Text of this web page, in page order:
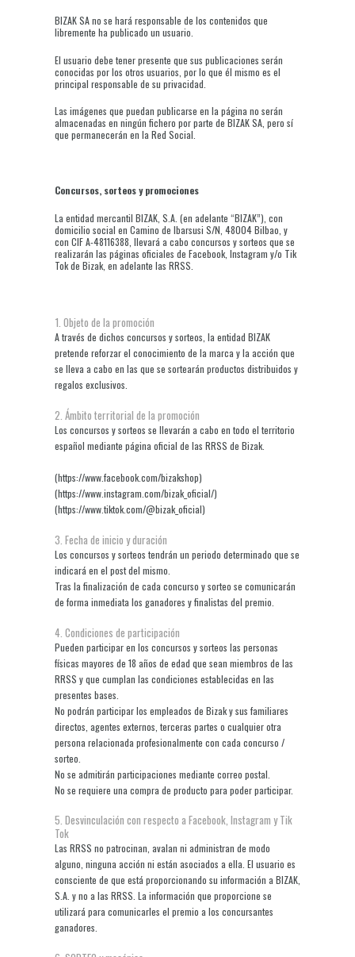
BIZAK SA no se hará responsable de los contenidos que
libremente ha publicado un usuario.
El usuario debe tener presente que sus publicaciones serán
conocidas por los otros usuarios, por lo que él mismo es el
principal responsable de su privacidad.
Las imágenes que puedan publicarse en la página no serán
almacenadas en ningún fichero por parte de BIZAK SA, pero sí
que permanecerán en la Red Social.
Concursos, sorteos y promociones
La entidad mercantil BIZAK, S.A. (en adelante “BIZAK”), con
domicilio social en Camino de Ibarsusi S/N, 48004 Bilbao, y
con CIF A-48116388, llevará a cabo concursos y sorteos que se
realizarán las páginas oficiales de Facebook, Instagram y/o Tik
Tok de Bizak, en adelante las RRSS.
1. Objeto de la promoción
A través de dichos concursos y sorteos, la entidad BIZAK
pretende reforzar el conocimiento de la marca y la acción que
se lleva a cabo en las que se sortearán productos distribuidos y
regalos exclusivos.
2. Ámbito territorial de la promoción
Los concursos y sorteos se llevarán a cabo en todo el territorio
español mediante página oficial de las RRSS de Bizak.
(https://www.facebook.com/bizakshop)
(https://www.instagram.com/bizak_oficial/)
(https://www.tiktok.com/@bizak_oficial)
3. Fecha de inicio y duración
Los concursos y sorteos tendrán un periodo determinado que se
indicará en el post del mismo.
Tras la finalización de cada concurso y sorteo se comunicarán
de forma inmediata los ganadores y finalistas del premio.
4. Condiciones de participación
Pueden participar en los concursos y sorteos las personas
físicas mayores de 18 años de edad que sean miembros de las
RRSS y que cumplan las condiciones establecidas en las
presentes bases.
No podrán participar los empleados de Bizak y sus familiares
directos, agentes externos, terceras partes o cualquier otra
persona relacionada profesionalmente con cada concurso /
sorteo.
No se admitirán participaciones mediante correo postal.
No se requiere una compra de producto para poder participar.
5. Desvinculación con respecto a Facebook, Instagram y Tik
Tok
Las RRSS no patrocinan, avalan ni administran de modo
alguno, ninguna acción ni están asociados a ella. El usuario es
consciente de que está proporcionando su información a BIZAK,
S.A. y no a las RRSS. La información que proporcione se
utilizará para comunicarles el premio a los concursantes
ganadores.